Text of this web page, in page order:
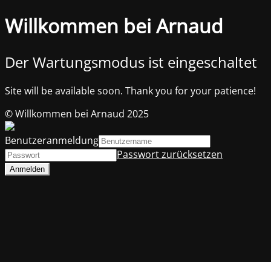
Willkommen bei Arnaud
Der Wartungsmodus ist eingeschaltet
Site will be available soon. Thank you for your patience!
© Willkommen bei Arnaud 2025
Benutzeranmeldung
Passwort zurücksetzen